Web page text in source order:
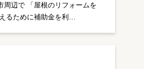
周辺で 「屋根のリフォームを
るために補助金を利…